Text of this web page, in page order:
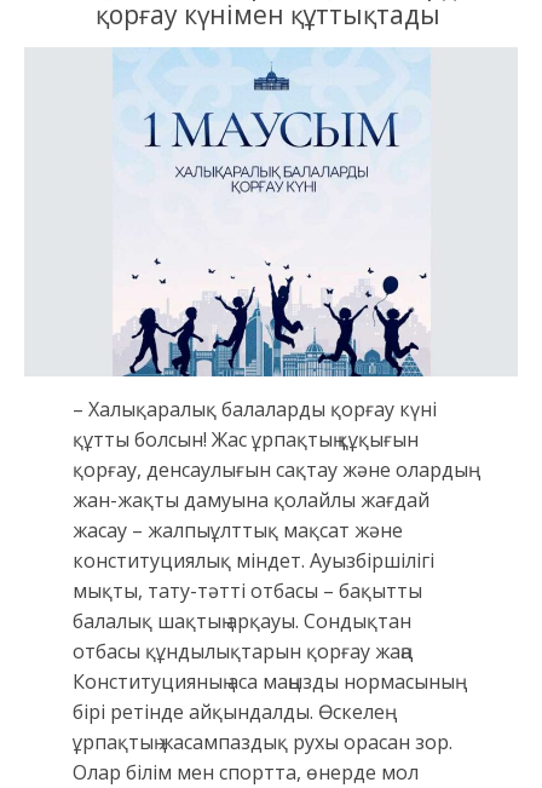
қорғау күнімен құттықтады
– Халықаралық балаларды қорғау күні
құтты болсын! Жас ұрпақтың құқығын
қорғау, денсаулығын сақтау және олардың
жан-жақты дамуына қолайлы жағдай
жасау – жалпыұлттық мақсат және
конституциялық міндет. Ауызбіршілігі
мықты, тату-тәтті отбасы – бақытты
балалық шақтың арқауы. Сондықтан
отбасы құндылықтарын қорғау жаңа
Конституцияның аса маңызды нормасының
бірі ретінде айқындалды. Өскелең
ұрпақтың жасампаздық рухы орасан зор.
Олар білім мен спортта, өнерде мол